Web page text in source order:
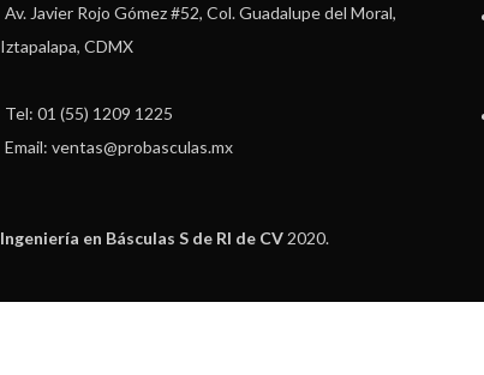
Av. Javier Rojo Gómez #52, Col. Guadalupe del Moral,
Iztapalapa, CDMX
Tel: 01 (55) 1209 1225
Email: ventas@probasculas.mx
Ingeniería en Básculas S de Rl de CV 2020.